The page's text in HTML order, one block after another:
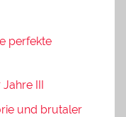
perfekte
III
und brutaler